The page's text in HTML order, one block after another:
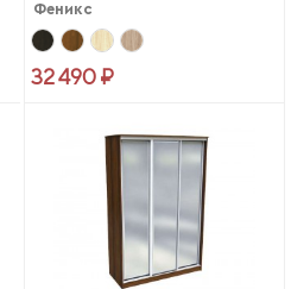
Феникс
32 490 ₽